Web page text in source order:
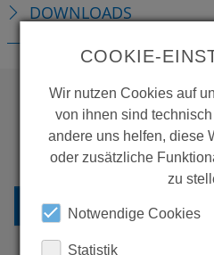
DOWNLOADS
WOLLEN
ZURÜCK ZUR
COOKIE-
Wir nutzen Cookies auf
von ihnen sind
andere uns helfen, diese
oder zusätzliche
zu
Notwendige Cookies
Statistik